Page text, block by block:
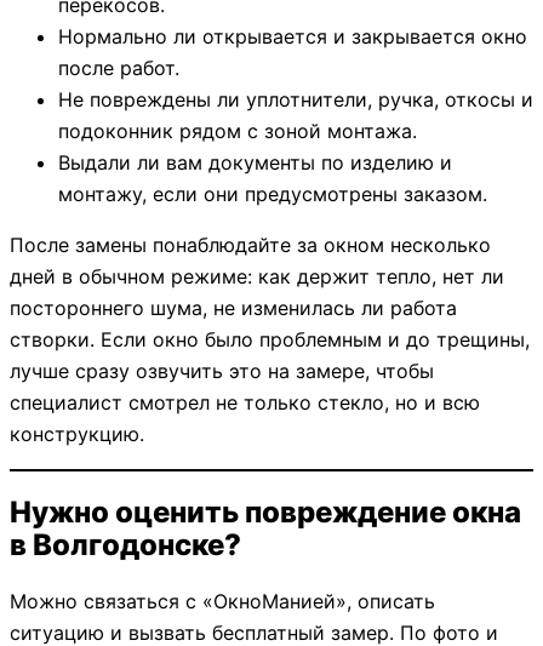
Нормально ли открывается и закрывается окно
после работ.
Не повреждены ли уплотнители, ручка, откосы и
подоконник рядом с зоной монтажа.
Выдали ли вам документы по изделию и
монтажу, если они предусмотрены заказом.
После замены понаблюдайте за окном несколько
дней в обычном режиме: как держит тепло, нет ли
постороннего шума, не изменилась ли работа
створки. Если окно было проблемным и до трещины,
лучше сразу озвучить это на замере, чтобы
специалист смотрел не только стекло, но и всю
конструкцию.
Нужно оценить повреждение окна
в Волгодонске?
Можно связаться с «ОкноМанией», описать
ситуацию и вызвать бесплатный замер. По фото и